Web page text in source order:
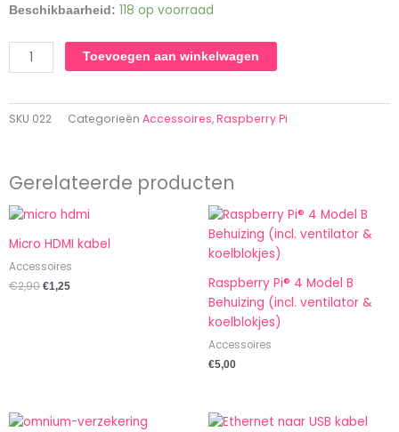
Beschikbaarheid: 118 op voorraad
Koelblokjes
Raspberry
Pi®
Model
B
Toevoegen aan winkelwagen
SKU 022 Categorieën Accessoires,Raspberry Pi
Gerelateerde producten
Micro HDMI kabel
Accessoires
€2,90
Oorspronkelijke
was:
€1,25
Huidige
is:
Raspberry Pi® 4 Model B
Behuizing (incl. ventilator &
koelblokjes)
Accessoires
€5,00
Oorspronkelijke
Huidige